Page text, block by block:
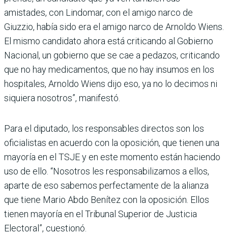
amistades, con Lindomar, con el amigo narco de
Giuzzio, había sido era el amigo narco de Arnoldo Wiens.
El mismo candidato ahora está criticando al Gobierno
Nacional, un gobierno que se cae a pedazos, criticando
que no hay medicamentos, que no hay insumos en los
hospitales, Arnoldo Wiens dijo eso, ya no lo decimos ni
siquiera nosotros”, manifestó.
Para el diputado, los responsables directos son los
oficialistas en acuerdo con la oposición, que tienen una
mayoría en el TSJE y en este momento están haciendo
uso de ello. “Nosotros les responsabilizamos a ellos,
aparte de eso sabemos perfectamente de la alianza
que tiene Mario Abdo Benítez con la oposición. Ellos
tienen mayoría en el Tribunal Superior de Justicia
Electoral”, cuestionó.